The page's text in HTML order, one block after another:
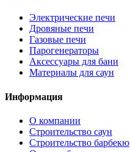
Электрические печи
Дровяные печи
Газовые печи
Парогенераторы
Аксессуары для бани
Материалы для саун
Информация
О компании
Строительство саун
Строительство барбекю